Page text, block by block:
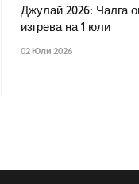
Джулай 2026: Чалга
изгрева на 1 юли
02 Юли 2026